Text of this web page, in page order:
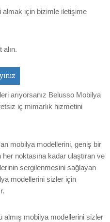
almak için bizimle iletişime
arıyorsanız Belusso Mobilya
iç mimarlık hizmetini
mobilya modellerini, geniş bir
noktasına kadar ulaştıran ve
sergilenmesini sağlayan
modellerini sizler için
almış mobilya modellerini sizler